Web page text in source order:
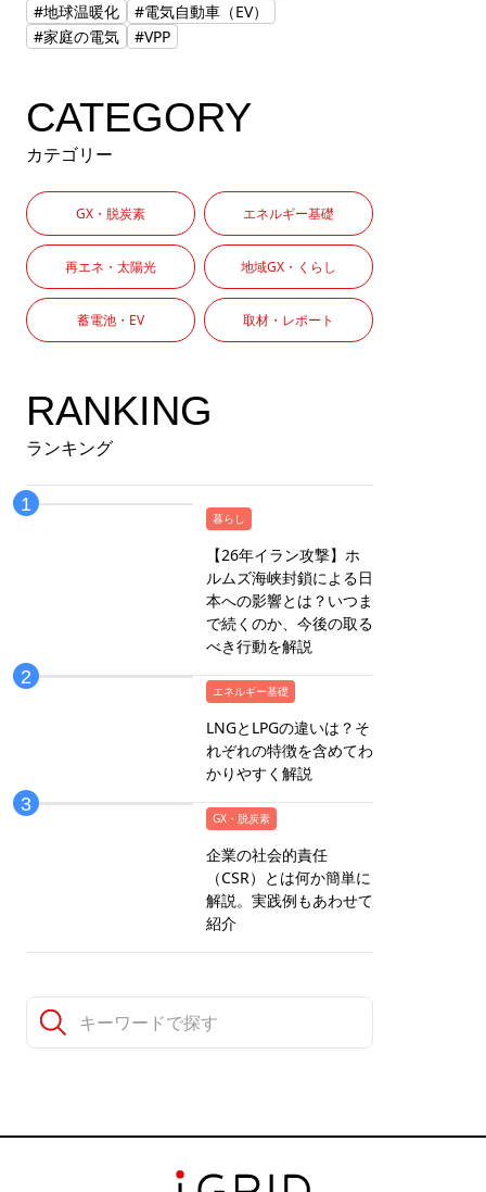
#地球温暖化
#電気自動車（EV）
#家庭の電気
#VPP
CATEGORY
カテゴリー
GX・脱炭素 エネルギー基礎
再エネ・太陽光 地域GX・くらし
蓄電池・EV 取材・レポート
RANKING
ランキング
暮らし
【26年イラン攻撃】ホ
ルムズ海峡封鎖による日
本への影響とは？いつま
で続くのか、今後の取る
べき行動を解説
エネルギー基礎
LNGとLPGの違いは？そ
れぞれの特徴を含めてわ
かりやすく解説
GX・脱炭素
企業の社会的責任
（CSR）とは何か簡単に
解説。実践例もあわせて
紹介